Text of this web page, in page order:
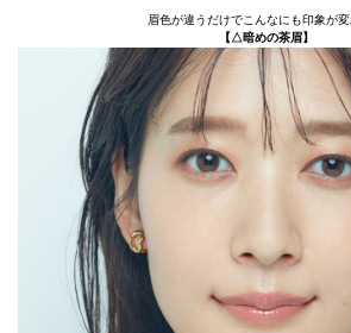
眉色が違うだけでこんなにも印象が変
【△暗めの茶眉】